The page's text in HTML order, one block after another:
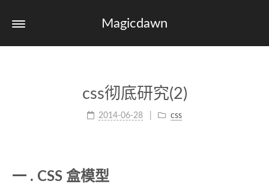
Magicdawn
css彻底研究(2)
2014-06-28 css
一 . CSS 盒模型